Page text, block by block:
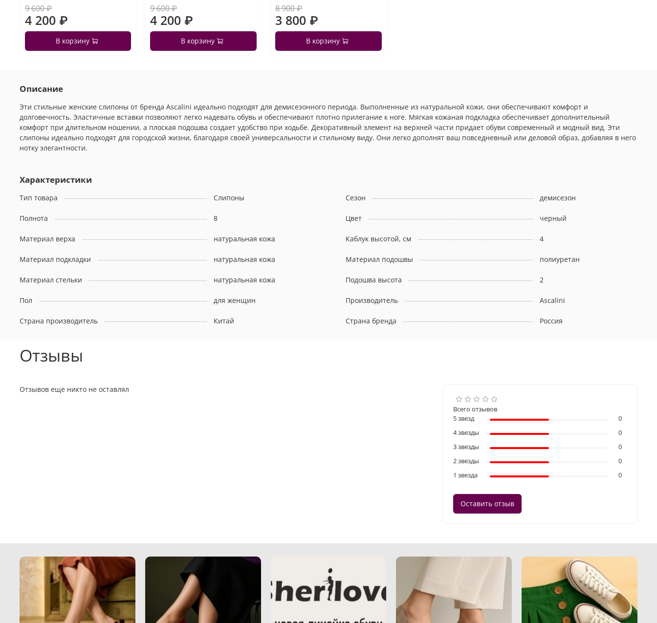
9 600 ₽
4 200 ₽
В корзину
9 600 ₽
4 200 ₽
В корзину
8 900 ₽
3 800 ₽
В корзину
Описание
Эти стильные женские слипоны от бренда Ascalini идеально подходят для демисезонного периода. Выполненные из натуральной кожи, они обеспечивают комфорт и
долговечность. Эластичные вставки позволяют легко надевать обувь и обеспечивают плотно прилегание к ноге. Мягкая кожаная подкладка обеспечивает дополнительный
комфорт при длительном ношении, а плоская подошва создает удобство при ходьбе. Декоративный элемент на верхней части придает обуви современный и модный вид. Эти
слипоны идеально подходят для городской жизни, благодаря своей универсальности и стильному виду. Они легко дополнят ваш повседневный или деловой образ, добавляя в него
нотку элегантности.
Характеристики
Тип товара Слипоны Сезон демисезон
Полнота 8 Цвет черный
Материал верха натуральная кожа Каблук высотой, см 4
Материал подкладки натуральная кожа Материал подошвы полиуретан
Материал стельки натуральная кожа Подошва высота 2
Пол для женщин Производитель Ascalini
Страна производитель Китай Страна бренда Россия
Отзывы
Отзывов еще никто не оставлял
Всего отзывов
5 звезд
0
4 звезды
0
3 звезды
0
2 звезды
0
1 звезда
0
Оставить отзыв